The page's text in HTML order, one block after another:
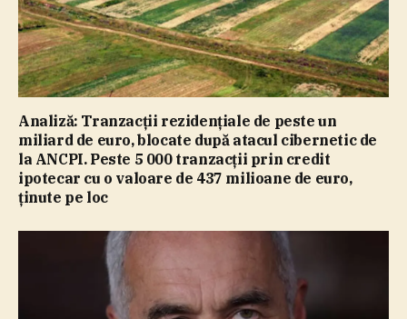
Analiză: Tranzacţii rezidenţiale de peste un
miliard de euro, blocate după atacul cibernetic de
la ANCPI. Peste 5 000 tranzacţii prin credit
ipotecar cu o valoare de 437 milioane de euro,
ţinute pe loc